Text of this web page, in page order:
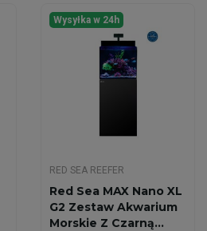
Wysyłka w 24h
RED SEA REEFER
Red Sea MAX Nano XL
G2 Zestaw Akwarium
Morskie Z Czarną...